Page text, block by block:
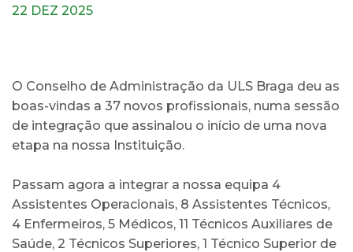
22 DEZ 2025
O Conselho de Administração da ULS Braga deu as
boas-vindas a 37 novos profissionais, numa sessão
de integração que assinalou o início de uma nova
etapa na nossa Instituição.
Passam agora a integrar a nossa equipa 4
Assistentes Operacionais, 8 Assistentes Técnicos,
4 Enfermeiros, 5 Médicos, 11 Técnicos Auxiliares de
Saúde, 2 Técnicos Superiores, 1 Técnico Superior de